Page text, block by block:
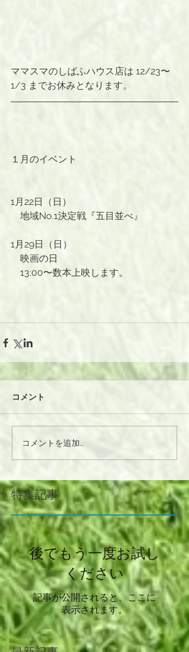
ママスマのしばふハウス店は 12/23〜
1/3 までお休みとなります。
１月のイベント
1月22日（日）
地域No.1決定戦『五目並べ』
1月29日（日）
映画の日
13:00〜数本上映します。
コメント
コメントを追加…
特集記事
後でもう一度お試し
ください
記事が公開されると、ここに
表示されます。